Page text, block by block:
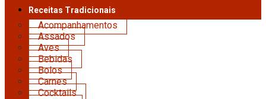
Receitas Tradicionais
Acompanhamentos
Assados
Aves
Bebidas
Bolos
Carnes
Cocktails